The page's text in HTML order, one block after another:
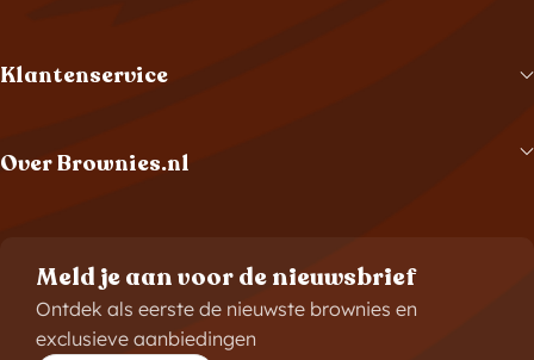
Klantenservice
Over Brownies.nl
Meld je aan voor de nieuwsbrief
Ontdek als eerste de nieuwste brownies en
exclusieve aanbiedingen